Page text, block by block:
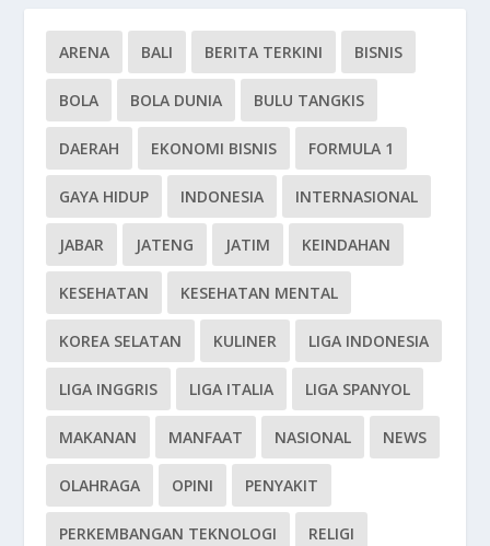
ARENA BALI BERITA TERKINI BISNIS
BOLA BOLA DUNIA BULU TANGKIS
DAERAH EKONOMI BISNIS FORMULA 1
GAYA HIDUP INDONESIA INTERNASIONAL
JABAR JATENG JATIM KEINDAHAN
KESEHATAN KESEHATAN MENTAL
KOREA SELATAN KULINER LIGA INDONESIA
LIGA INGGRIS LIGA ITALIA LIGA SPANYOL
MAKANAN MANFAAT NASIONAL NEWS
OLAHRAGA OPINI PENYAKIT
PERKEMBANGAN TEKNOLOGI RELIGI